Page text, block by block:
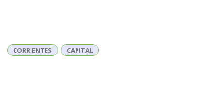
CORRIENTES CAPITAL